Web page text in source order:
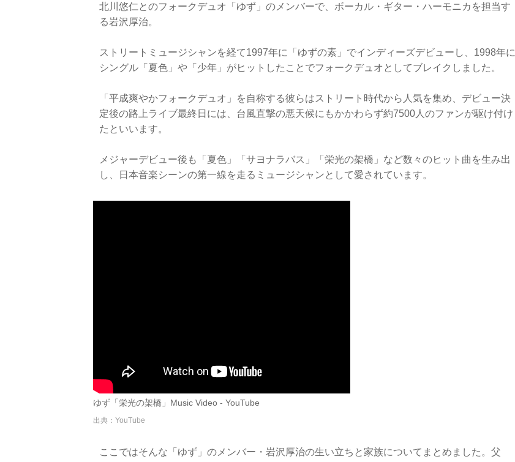
北川悠仁とのフォークデュオ「ゆず」のメンバーで、ボーカル・ギター・ハーモニカを担当す
る岩沢厚治。
ストリートミュージシャンを経て1997年に「ゆずの素」でインディーズデビューし、1998年に
シングル「夏色」や「少年」がヒットしたことでフォークデュオとしてブレイクしました。
「平成爽やかフォークデュオ」を自称する彼らはストリート時代から人気を集め、デビュー決
定後の路上ライブ最終日には、台風直撃の悪天候にもかかわらず約7500人のファンが駆け付け
たといいます。
メジャーデビュー後も「夏色」「サヨナラバス」「栄光の架橋」など数々のヒット曲を生み出
し、日本音楽シーンの第一線を走るミュージシャンとして愛されています。
ゆず「栄光の架橋」Music Video - YouTube
出典：YouTube
ここではそんな「ゆず」のメンバー・岩沢厚治の生い立ちと家族についてまとめました。父